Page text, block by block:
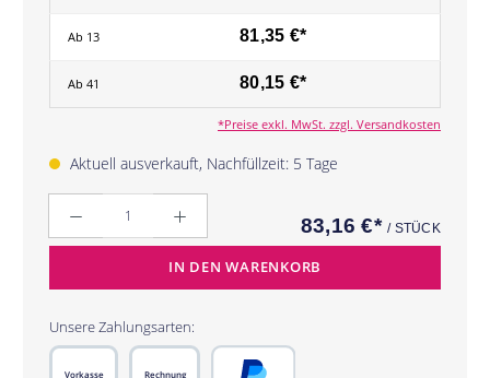
Ab 13 81,35 €*
Ab 41 80,15 €*
*Preise exkl. MwSt. zzgl. Versandkosten
Aktuell ausverkauft, Nachfüllzeit: 5 Tage
83,16 €*/ STÜCK
IN DEN WARENKORB
Unsere Zahlungsarten:
Rechnung
Vorkasse